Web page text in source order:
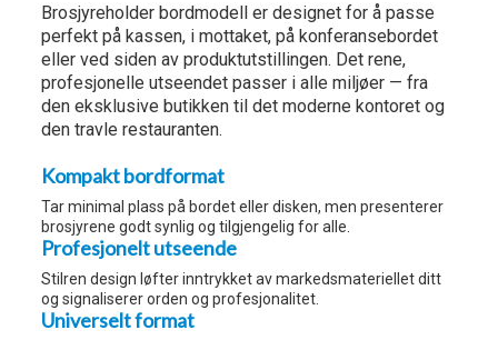
Brosjyreholder bordmodell er designet for å passe
perfekt på kassen, i mottaket, på konferansebordet
eller ved siden av produktutstillingen. Det rene,
profesjonelle utseendet passer i alle miljøer — fra
den eksklusive butikken til det moderne kontoret og
den travle restauranten.
Kompakt bordformat
Tar minimal plass på bordet eller disken, men presenterer
brosjyrene godt synlig og tilgjengelig for alle.
Profesjonelt utseende
Stilren design løfter inntrykket av markedsmateriellet ditt
og signaliserer orden og profesjonalitet.
Universelt format